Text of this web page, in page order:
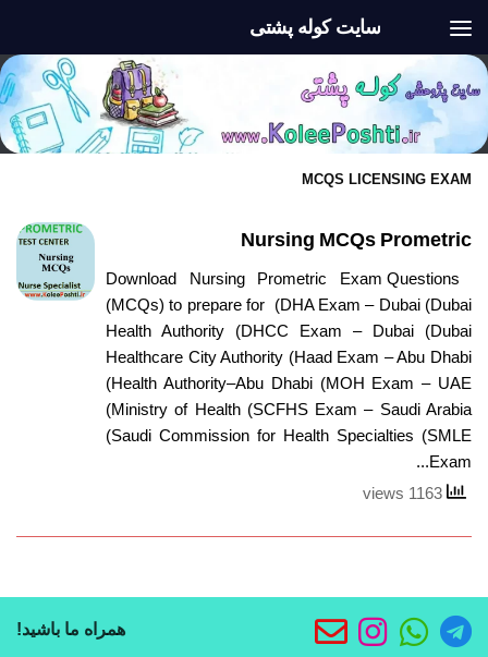
سایت کوله پشتی
MCQS LICENSING EXAM
Nursing MCQs Prometric
Download Nursing Prometric Exam Questions
(MCQs) to prepare for (DHA Exam – Dubai (Dubai
Health Authority (DHCC Exam – Dubai (Dubai
Healthcare City Authority (Haad Exam – Abu Dhabi
(Health Authority–Abu Dhabi (MOH Exam – UAE
(Ministry of Health (SCFHS Exam – Saudi Arabia
(Saudi Commission for Health Specialties (SMLE
Exam...
همراه ما باشید!